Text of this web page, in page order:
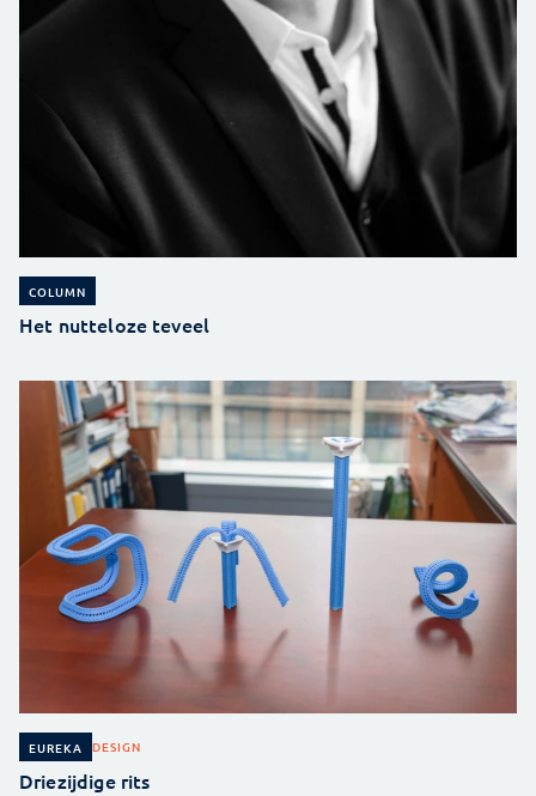
COLUMN
Het nutteloze teveel
EUREKA DESIGN
Driezijdige rits